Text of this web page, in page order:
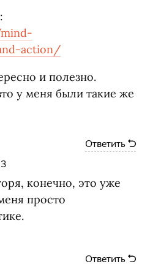
action/
и полезно.
у меня были такие же
Ответить
конечно, это уже
просто
Ответить